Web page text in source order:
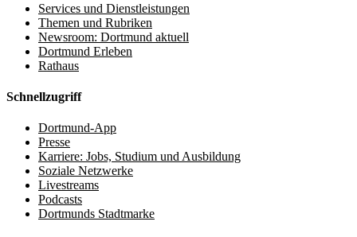
Services und Dienstleistungen
Themen und Rubriken
Newsroom: Dortmund aktuell
Dortmund Erleben
Rathaus
Schnellzugriff
Dortmund-App
Presse
Karriere: Jobs, Studium und Ausbildung
Soziale Netzwerke
Livestreams
Podcasts
Dortmunds Stadtmarke